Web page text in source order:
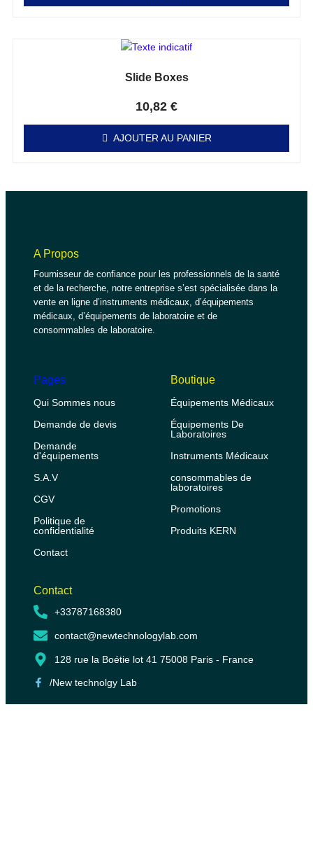
Slide Boxes
10,82 €
AJOUTER AU PANIER
A Propos
Fournisseur de confiance pour les professionnels de la santé
et de la recherche, notre entreprise s’est spécialisée dans la
vente en ligne d’instruments médicaux, d’équipements
médicaux, d’équipements de laboratoire et de
consommables de laboratoire.
Pages
Qui Sommes nous
Demande de devis
Demande
d'équipements
S.A.V
CGV
Politique de
confidentialité
Contact
Boutique
Équipements Médicaux
Équipements De
Laboratoires
Instruments Médicaux
consommables de
laboratoires
Promotions
Produits KERN
Contact
+33787168380
contact@newtechnologylab.com
128 rue la Boétie lot 41 75008 Paris - France
/New technolgy Lab